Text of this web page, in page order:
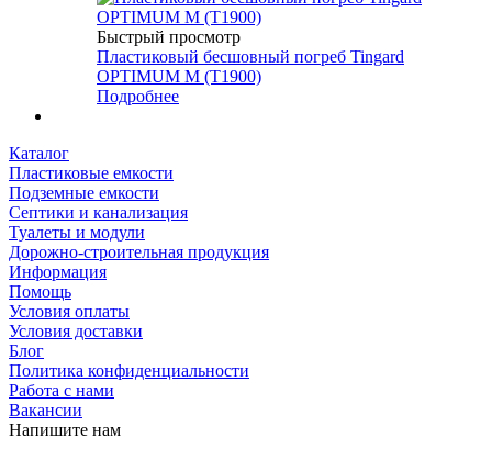
Быстрый просмотр
Пластиковый бесшовный погреб Tingard
OPTIMUM M (Т1900)
Подробнее
Каталог
Пластиковые емкости
Подземные емкости
Септики и канализация
Туалеты и модули
Дорожно-строительная продукция
Информация
Помощь
Условия оплаты
Условия доставки
Блог
Политика конфиденциальности
Работа с нами
Вакансии
Напишите нам